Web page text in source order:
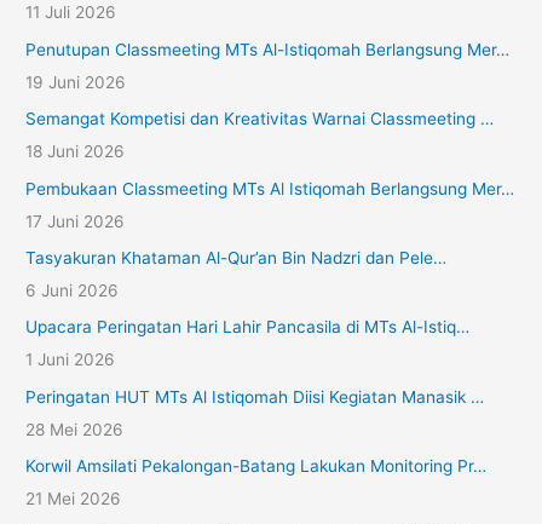
11 Juli 2026
Penutupan Classmeeting MTs Al-Istiqomah Berlangsung Mer…
19 Juni 2026
Semangat Kompetisi dan Kreativitas Warnai Classmeeting …
18 Juni 2026
Pembukaan Classmeeting MTs Al Istiqomah Berlangsung Mer…
17 Juni 2026
Tasyakuran Khataman Al-Qur’an Bin Nadzri dan Pele…
6 Juni 2026
Upacara Peringatan Hari Lahir Pancasila di MTs Al-Istiq…
1 Juni 2026
Peringatan HUT MTs Al Istiqomah Diisi Kegiatan Manasik …
28 Mei 2026
Korwil Amsilati Pekalongan-Batang Lakukan Monitoring Pr…
21 Mei 2026